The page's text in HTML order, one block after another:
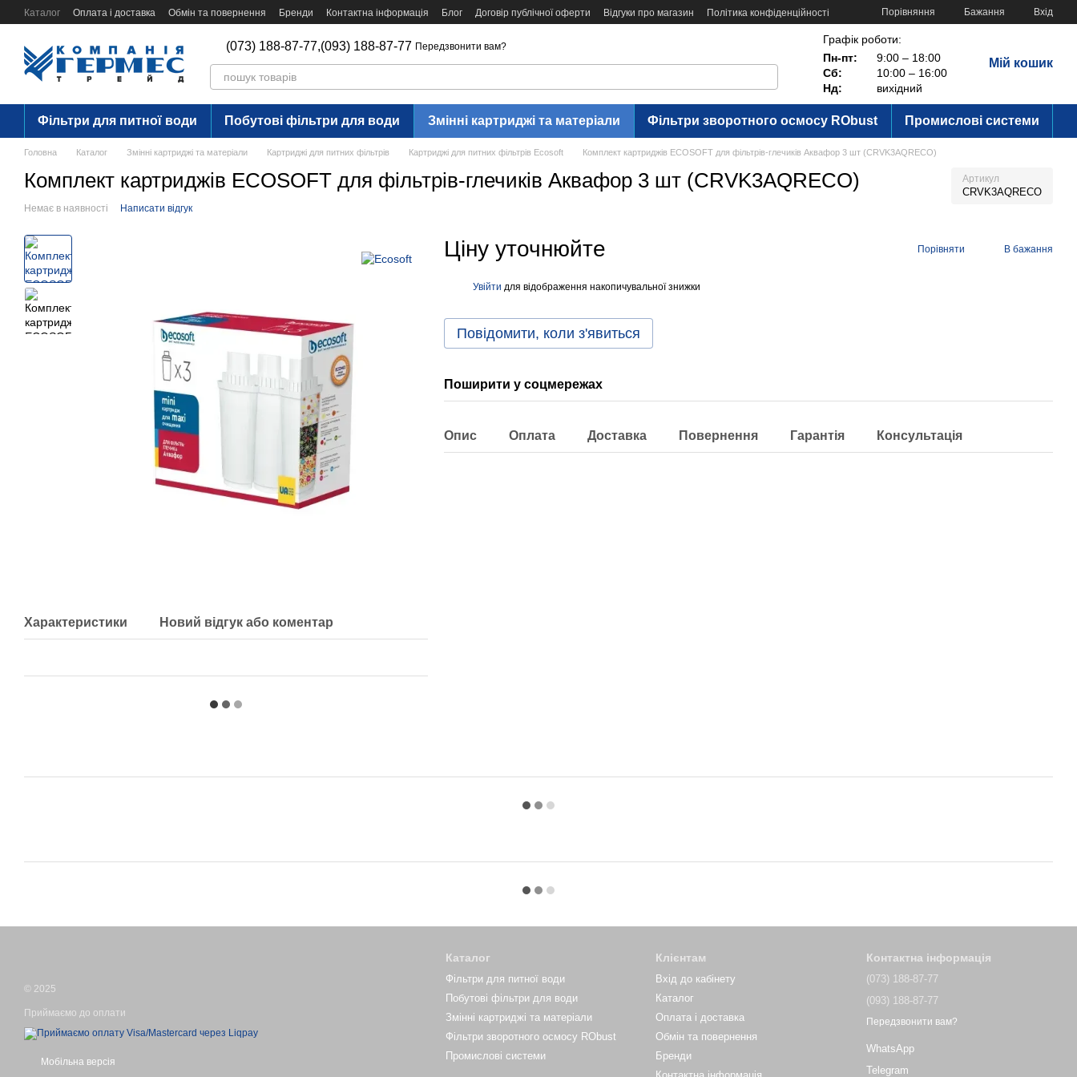
Перейти до основного контенту
Каталог Оплата і доставка Обмін та повернення Бренди Контактна інформація Блог Договір публічної оферти Відгуки про магазин Політика конфіденційності Порівняння Бажання Вхід
(073) 188-87-77,(093) 188-87-77 Передзвонити вам?
Графік роботи:
Пн-пт:
9:00 – 18:00
Сб:
10:00 – 16:00
Нд:
вихідний
Мій кошик
Фільтри для питної води Побутові фільтри для води Змінні картриджі та матеріали Фільтри зворотного осмосу RObust Промислові системи
Головна Каталог Змінні картриджі та матеріали Картриджі для питних фільтрів Картриджі для питних фільтрів Ecosoft Комплект картриджів ECOSOFT для фільтрів-глечиків Аквафор 3 шт (CRVK3AQRECO)
Комплект картриджів ECOSOFT для фільтрів-глечиків Аквафор 3 шт (CRVK3AQRECO) Артикул
CRVK3AQRECO
Немає в наявності Написати відгук
Характеристики Новий відгук або коментар
Ціну уточнюйте Порівняти В бажання
Увійти для відображення накопичувальної знижки
Повідомити, коли з'явиться
Поширити у соцмережах
Опис Оплата Доставка Повернення Гарантія Консультація
© 2025
Приймаємо до оплати
Мобільна версія
Каталог
Фільтри для питної води
Побутові фільтри для води
Змінні картриджі та матеріали
Фільтри зворотного осмосу RObust
Промислові системи
Клієнтам
Вхід до кабінету
Каталог
Оплата і доставка
Обмін та повернення
Бренди
Контактна інформація
(073) 188-87-77
(093) 188-87-77
Передзвонити вам?
WhatsApp
Telegram